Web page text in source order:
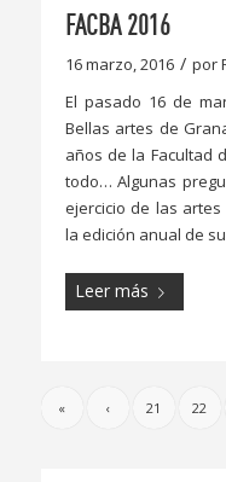
FACBA 2016
16 marzo, 2016 / por
El pasado 16 de
Bellas artes de
años de la Facultad
todo… Algunas
ejercicio de las
la edición anual de
Leer más
« ‹ 21 22